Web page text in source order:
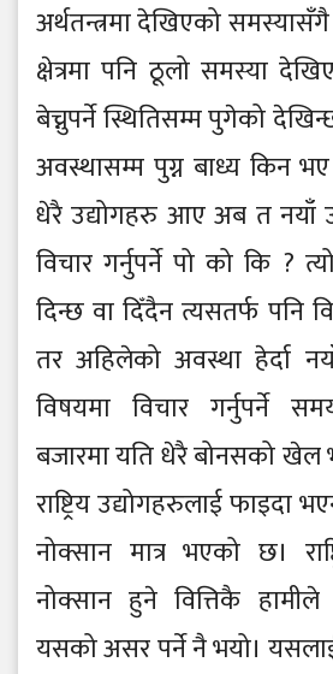
अर्थतन्त्रमा देखिएको
क्षेत्रमा पनि ठूलो समस्या
बेच्नुपर्ने स्थितिसम्म पुगेको
अवस्थासम्म पुग्न बाध्य किन भए
धेरै उद्योगहरु आए अब त नयाँ
विचार गर्नुपर्ने पो को कि ?
दिन्छ वा दिँदैन त्यसतर्फ पनि
तर अहिलेको अवस्था हेर्दा
विषयमा विचार गर्नुपर्ने
बजारमा यति धेरै बोनसको खेल
राष्ट्रिय उद्योगहरुलाई फाइदा
नोक्सान मात्र भएको छ।
नोक्सान हुने वित्तिकै
यसको असर पर्ने नै भयो। यसलाई